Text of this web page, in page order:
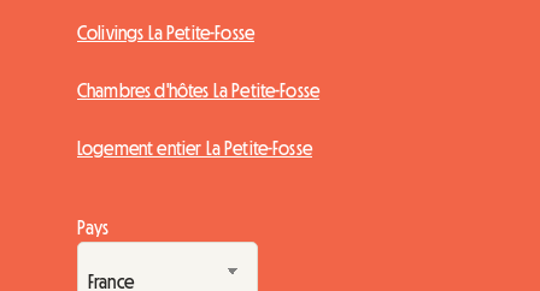
Colivings La Petite-Fosse
Chambres d'hôtes La Petite-Fosse
Logement entier La Petite-Fosse
Pays